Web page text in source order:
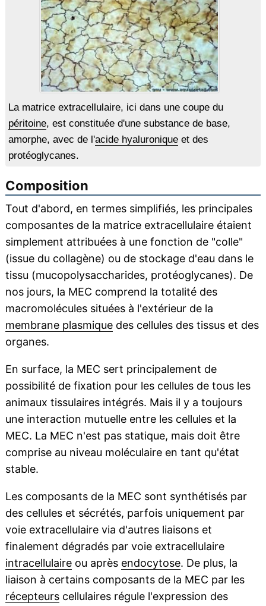
La matrice extracellulaire, ici dans une coupe du
péritoine, est constituée d'une substance de base,
amorphe, avec de l'acide hyaluroniqueet des
protéoglycanes.
Composition
Tout d'abord, en termes simplifiés, les principales
composantes de la matrice extracellulaire étaient
simplement attribuées à une fonction de "colle"
(issue du collagène) ou de stockage d'eau dans le
tissu (mucopolysaccharides, protéoglycanes). De
nos jours, la MEC comprend la totalité des
macromolécules situées à l'extérieur de la
membrane plasmiquedes cellules des tissus et des
organes.
En surface, la MEC sert principalement de
possibilité de fixation pour les cellules de tous les
animaux tissulaires intégrés. Mais il y a toujours
une interaction mutuelle entre les cellules et la
MEC. La MEC n'est pas statique, mais doit être
comprise au niveau moléculaire en tant qu'état
stable.
Les composants de la MEC sont synthétisés par
des cellules et sécrétés, parfois uniquement par
voie extracellulaire via d'autres liaisons et
finalement dégradés par voie extracellulaire
intracellulaireou après endocytose. De plus, la
liaison à certains composants de la MEC par les
récepteurscellulaires régule l'expression des